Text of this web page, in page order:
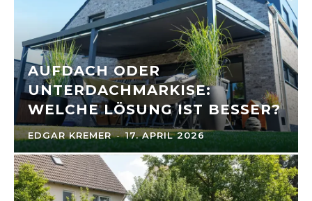
AUFDACH ODER
UNTERDACHMARKISE:
WELCHE LÖSUNG IST BESSER?
EDGAR KREMER - 17. APRIL 2026